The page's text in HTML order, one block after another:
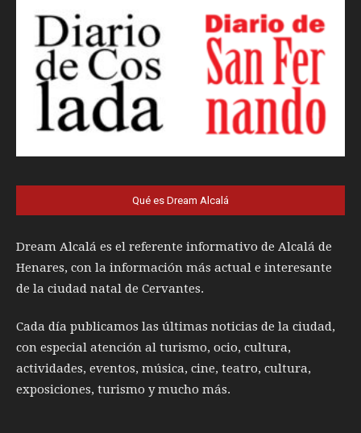
Qué es Dream Alcalá
Dream Alcalá es el referente informativo de Alcalá de
Henares, con la información más actual e interesante
de la ciudad natal de Cervantes.
Cada día publicamos las últimas noticias de la ciudad,
con especial atención al turismo, ocio, cultura,
actividades, eventos, música, cine, teatro, cultura,
exposiciones, turismo y mucho más.